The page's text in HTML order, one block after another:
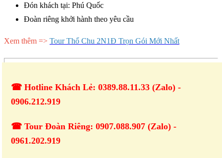
Đón khách tại: Phú Quốc
Đoàn riêng khởi hành theo yêu cầu
Xem thêm => Tour Thổ Chu 2N1Đ Trọn Gói Mới Nhất
☎ Hotline Khách Lẻ: 0389.88.11.33 (Zalo) -
0906.212.919
☎ Tour Đoàn Riêng: 0907.088.907 (Zalo) -
0961.202.919